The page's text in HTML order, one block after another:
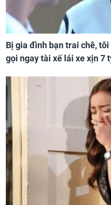
Bị gia đình bạn trai chê,
gọi ngay tài xế lái xe xịn 7